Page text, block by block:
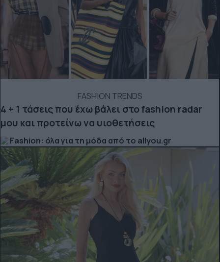
FASHION TRENDS
4 + 1 τάσεις που έχω βάλει στο fashion radar
μου και προτείνω να υιοθετήσεις
Fashion: όλα για τη μόδα από το allyou.gr